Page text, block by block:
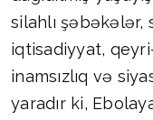
silahlı şəbəkələr,
iqtisadiyyat,
inamsızlıq və
yaradır ki,